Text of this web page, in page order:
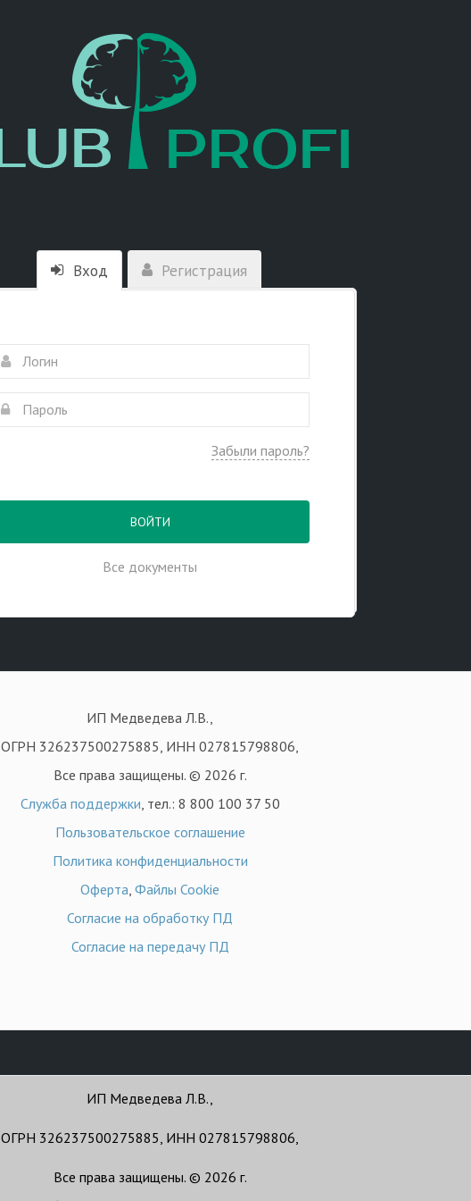
Вход Регистрация
Забыли пароль?
ВОЙТИ
Все документы
ИП Медведева Л.В.,
ОГРН 326237500275885, ИНН 027815798806,
Все права защищены. © 2026 г.
Служба поддержки, тел.: 8 800 100 37 50
Пользовательское соглашение
Политика конфиденциальности
Оферта, Файлы Cookie
Согласие на обработку ПД
Согласие на передачу ПД
ИП Медведева Л.В.,
ОГРН 326237500275885, ИНН 027815798806,
Все права защищены. © 2026 г.